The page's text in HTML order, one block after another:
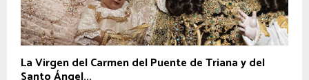
La Virgen del Carmen del Puente de Triana y del